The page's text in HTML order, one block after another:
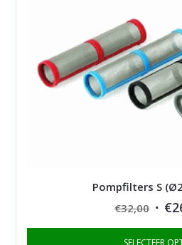
Pompfilters S
€32,00
price
€